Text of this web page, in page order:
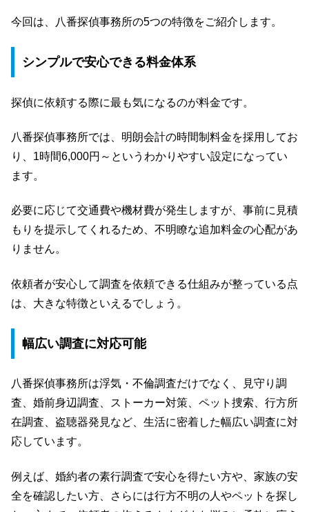
今回は、八番探偵事務所の5つの特徴をご紹介します。
シンプルで安心できる料金体系
探偵に依頼する際に最も気になるのが料金です。
八番探偵事務所では、明朗会計の時間制料金を採用してお
り、1時間6,000円～というわかりやすい設定になってい
ます。
必要に応じて交通費や機材費が発生しますが、事前に見積
もりを提示してくれるため、不明瞭な追加料金の心配があ
りません。
依頼者が安心して調査を依頼できる仕組みが整っている点
は、大きな特徴といえるでしょう。
幅広い調査に対応可能
八番探偵事務所は浮気・不倫調査だけでなく、見守り調
査、婚前身辺調査、ストーカー対策、ペット捜索、行方所
在調査、盗聴器発見など、生活に密着した幅広い調査に対
応しています。
例えば、婚約者の素行調査で安心を得たい方や、家族の安
全を確認したい方、さらには行方不明の人やペットを探し